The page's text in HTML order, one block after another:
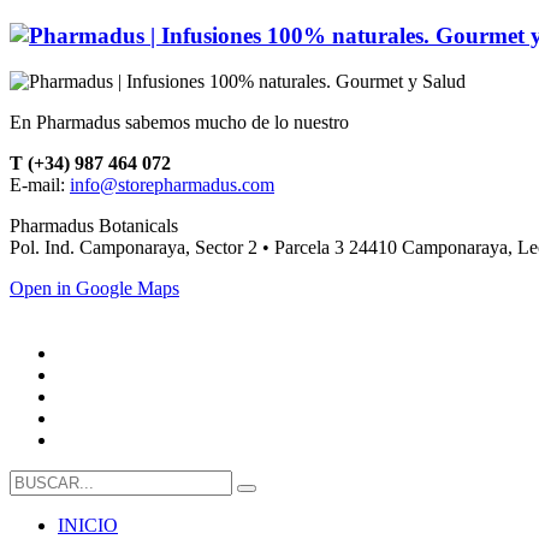
En Pharmadus sabemos mucho de lo nuestro
T (+34) 987 464 072
E-mail: info@storepharmadus.com
Pharmadus Botanicals
Pol. Ind. Camponaraya, Sector 2 • Parcela 3 24410 Camponaraya,
Open in Google Maps
INICIO